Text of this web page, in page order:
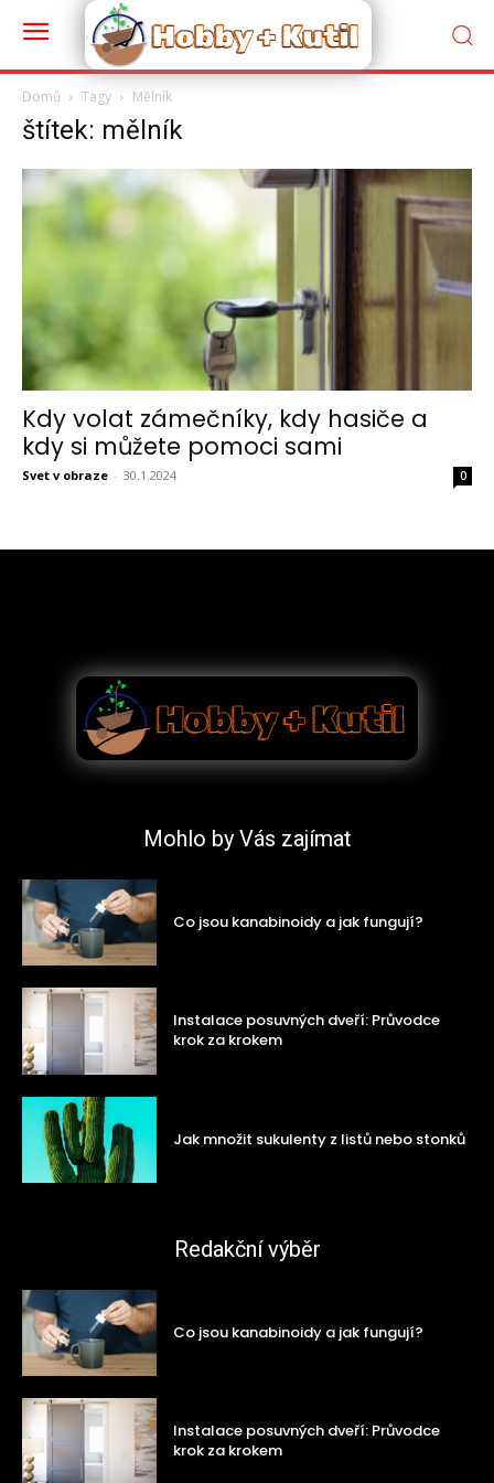
Domů Tagy Mělník
štítek: mělník
Kdy volat zámečníky, kdy hasiče a
kdy si můžete pomoci sami
Svet v obraze - 30.1.2024 0
Mohlo by Vás zajímat
Co jsou kanabinoidy a jak fungují?
Instalace posuvných dveří: Průvodce
krok za krokem
Jak množit sukulenty z listů nebo stonků
Redakční výběr
Co jsou kanabinoidy a jak fungují?
Instalace posuvných dveří: Průvodce
krok za krokem